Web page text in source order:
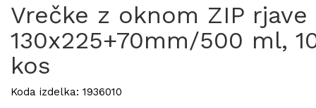
Vrečke z oknom ZIP rjave
130x225+70mm/500 ml,
kos
Koda izdelka: 1936010